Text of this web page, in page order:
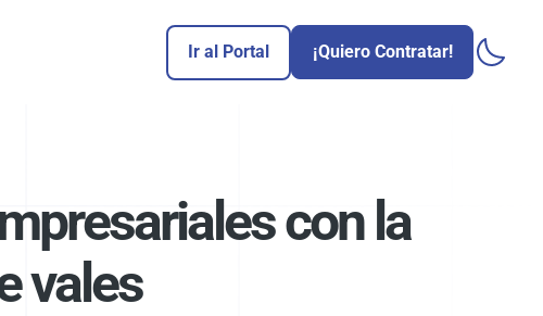
Ir al Portal ¡Quiero Contratar!
con la
vales